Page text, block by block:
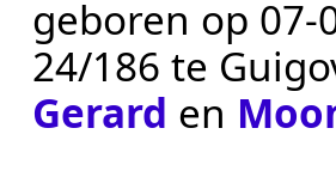
geboren op
24/186 te
Gerard en